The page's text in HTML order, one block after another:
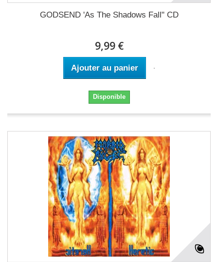
GODSEND 'As The Shadows Fall" CD
9,99 €
Ajouter au panier
Disponible